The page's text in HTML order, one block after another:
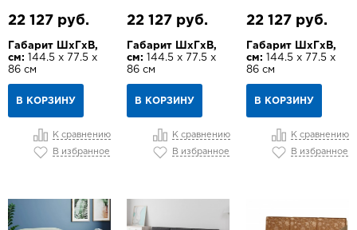
22 127 руб.
Габарит ШхГхВ,
см: 144.5 х 77.5 х
86 см
В КОРЗИНУ
К сравнению
В избранное
22 127 руб.
Габарит ШхГхВ,
см:
144.5 х 77.5 х
86 см
В КОРЗИНУ
К сравнению
В избранное
22 127 руб.
Габарит ШхГхВ,
см: 144.5 х 77.5 х
86 см
В КОРЗИНУ
К сравнению
В избранное